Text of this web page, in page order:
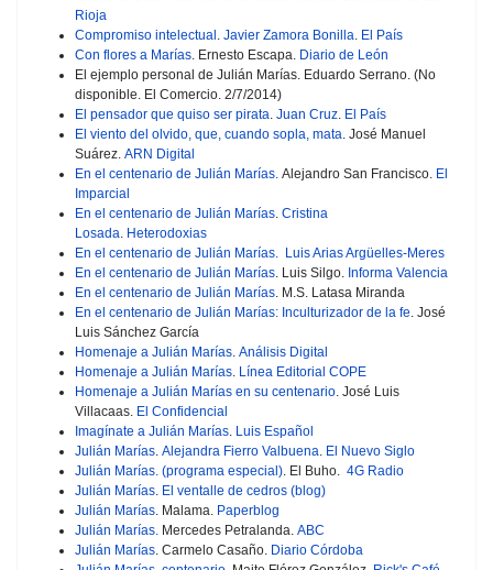
Rioja
Compromiso intelectual Javier Zamora Bonilla El País
Con flores a Marías . Ernesto Escapa. Diario de León
El ejemplo personal de Julián Marías. Eduardo Serrano. (No
disponible. El Comercio. 2/7/2014)
El pensador que quiso ser pirata Juan Cruz El País
El viento del olvido, que, cuando sopla, mata . José Manuel
Suárez. ARN Digital
En el centenario de Julián Marías. Alejandro San Francisco. El
Imparcial
En el centenario de Julián Marías Cristina
Losada Heterodoxias
En el centenario de Julián Marías.
Luis Arias Argüelles-Meres
En el centenario de Julián Marías . Luis Silgo. Informa Valencia
En el centenario de Julián Marías . M.S. Latasa Miranda
En el centenario de Julián Marías: Inculturizador de la fe . José
Luis Sánchez García
Homenaje a Julián Marías Análisis Digital
Homenaje a Julián Marías Línea Editorial COPE
Homenaje a Julián Marías en su centenario . José Luis
Villacaas. El Confidencial
Imagínate a Julián Marías Luis Español
Julián Marías Alejandra Fierro Valbuena El Nuevo Siglo
Julián Marías. (programa especial) . El Buho. 4G Radio
Julián Marías El ventalle de cedros (blog)
Julián Marías . Malama. Paperblog
Julián Marías. Mercedes Petralanda. ABC
Julián Marías . Carmelo Casaño. Diario Córdoba